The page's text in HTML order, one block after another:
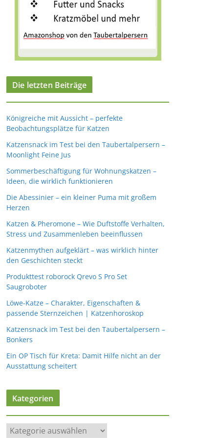
Die letzten Beiträge
Königreiche mit Aussicht – perfekte
Beobachtungsplätze für Katzen
Katzensnack im Test bei den Taubertalpersern –
Moonlight Feine Jus
Sommerbeschäftigung für Wohnungskatzen –
Ideen, die wirklich funktionieren
Die Abessinier – ein kleiner Puma mit großem
Herzen
Katzen & Pheromone – Wie Duftstoffe Verhalten,
Stress und Zusammenleben beeinflussen
Katzenmythen aufgeklärt – was wirklich hinter
den Geschichten steckt
Produkttest roborock Qrevo S Pro Set
Saugroboter
Löwe-Katze – Charakter, Eigenschaften &
passende Sternzeichen | Katzenhoroskop
Katzensnack im Test bei den Taubertalpersern –
Bonkers
Ein OP Tisch für Kreta: Damit Hilfe nicht an der
Ausstattung scheitert
Kategorien